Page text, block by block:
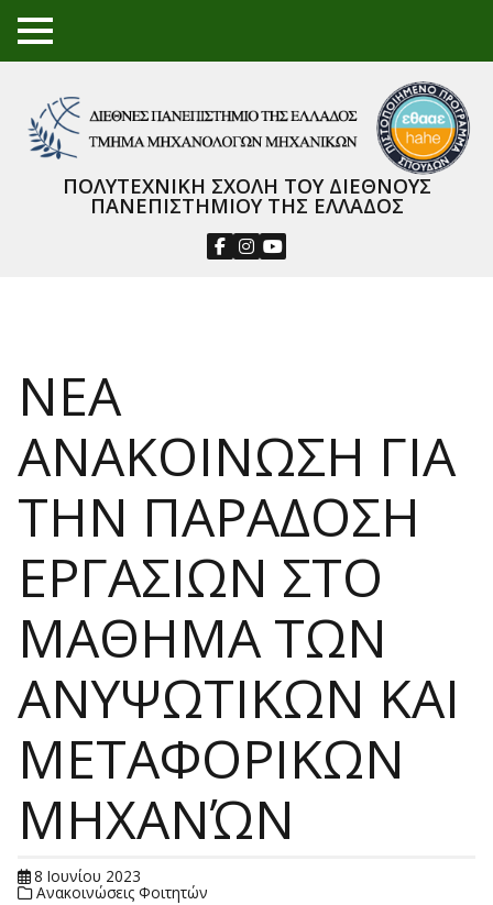
TO
GGL
NU
ΠΟΛΥΤΕΧΝΙΚΗ ΣΧΟΛΗ ΤΟΥ ΔΙΕΘΝΟΥΣ
ΠΑΝΕΠΙΣΤΗΜΙΟΥ ΤΗΣ ΕΛΛΑΔΟΣ
ΝΕΑ
ΑΝΑΚΟΙΝΩΣΗ ΓΙΑ
ΤΗΝ ΠΑΡΑΔΟΣΗ
ΕΡΓΑΣΙΩΝ ΣΤΟ
ΜΑΘΗΜΑ ΤΩΝ
ΑΝΥΨΩΤΙΚΩΝ ΚΑΙ
ΜΕΤΑΦΟΡΙΚΩΝ
ΜΗΧΑΝΏΝ
8 Ιουνίου 2023
Ανακοινώσεις Φοιτητών